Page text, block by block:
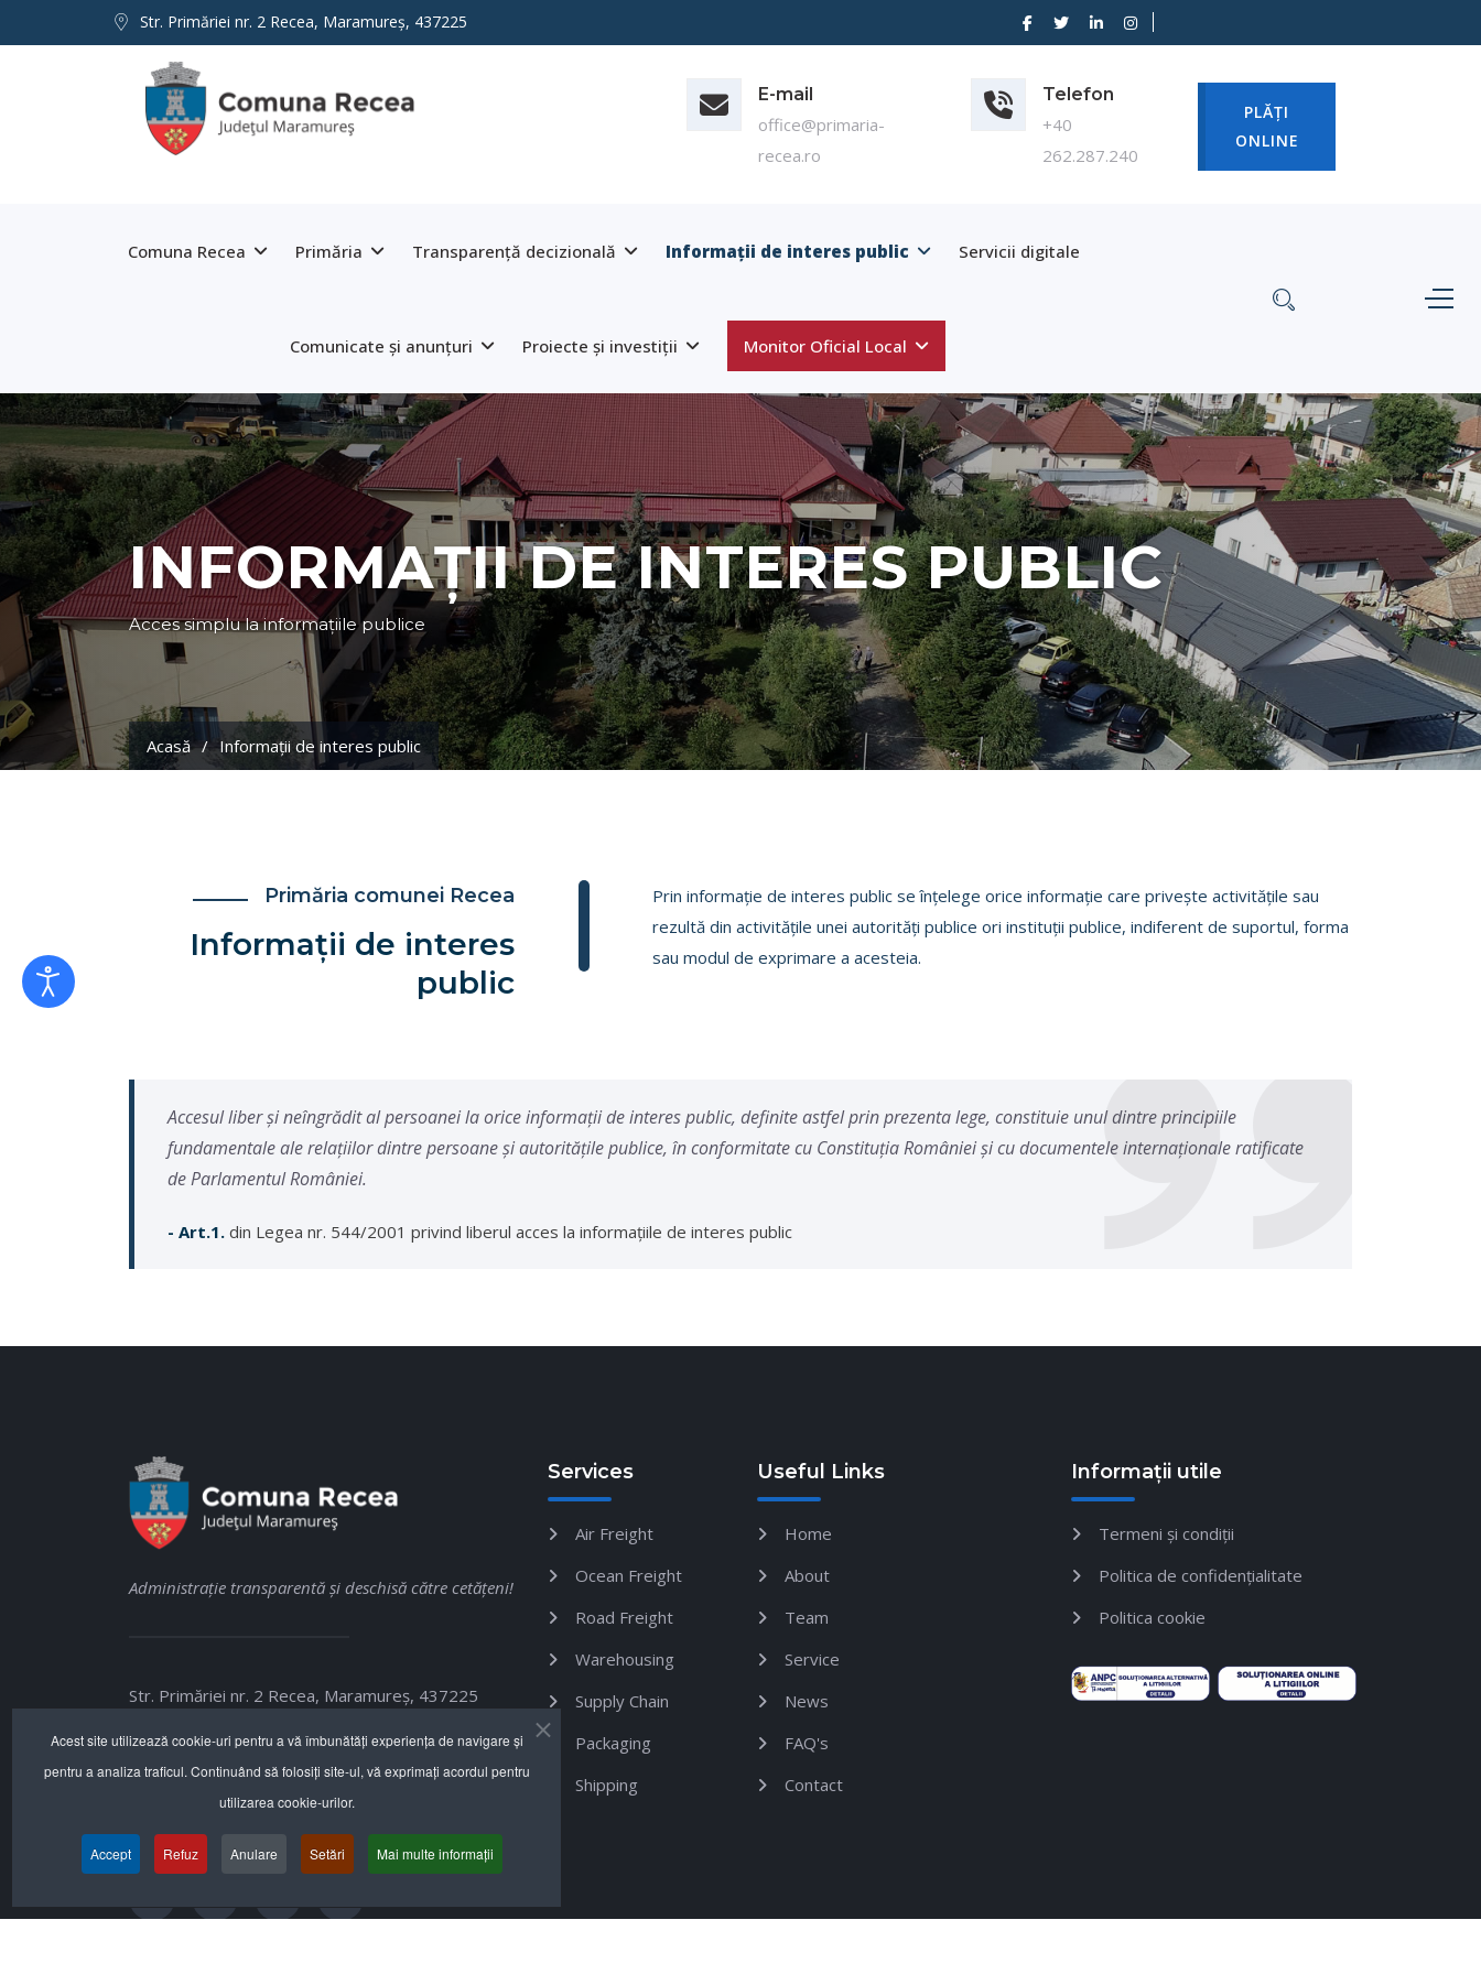
Str. Primăriei nr. 2 Recea, Maramureş, 437225
E-mail
office@primaria-
recea.ro
Telefon
+40
262.287.240
PLĂȚI
ONLINE
Comuna Recea Primăria Transparență decizională Informații de interes public Servicii digitale
Comunicate și anunțuri Proiecte și investiții Monitor Oficial Local
INFORMAȚII DE INTERES PUBLIC
Acces simplu la informațiile publice
Acasă Informații de interes public
Primăria comunei Recea
Informații de interes
public
Prin informaţie de interes public se înţelege orice informaţie care priveşte activităţile sau
rezultă din activităţile unei autorităţi publice ori instituţii publice, indiferent de suportul, forma
sau modul de exprimare a acesteia.
Accesul liber şi neîngrădit al persoanei la orice informaţii de interes public, definite astfel prin prezenta lege, constituie unul dintre principiile
fundamentale ale relaţiilor dintre persoane şi autorităţile publice, în conformitate cu Constituţia României şi cu documentele internaţionale ratificate
de Parlamentul României.
- Art.1. din Legea nr. 544/2001 privind liberul acces la informaţiile de interes public
Administraţie transparentă şi deschisă către cetăţeni!
Str. Primăriei nr. 2 Recea, Maramureş, 437225
+40 262.287.240
www.primaria-recea.ro
Services
Air Freight
Ocean Freight
Road Freight
Warehousing
Supply Chain
Packaging
Shipping
Useful Links
Home
About
Team
Service
News
FAQ's
Contact
Informații utile
Termeni și condiții
Politica de confidențialitate
Politica cookie
Acest site utilizează cookie-uri pentru a vă îmbunătăți experiența de navigare și
pentru a analiza traficul. Continuând să folosiți site-ul, vă exprimați acordul pentru
utilizarea cookie-urilor.
Accept Refuz Anulare Setări Mai multe informații